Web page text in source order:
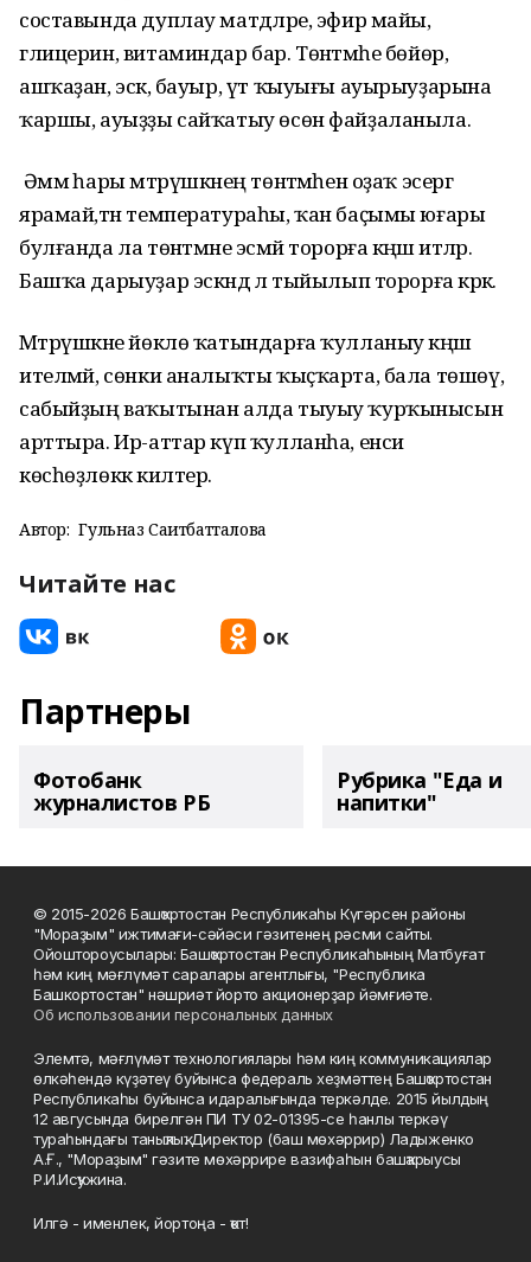
составында дуплау матдәләре, эфир майы,
глицерин, витаминдар бар. Төнәт­мәһе бөйөр,
ашҡаҙан, эсәк, бауыр, үт ҡыуығы ауырыуҙарына
ҡаршы, ауыҙҙы сайҡатыу өсөн файҙаланыла.
Әммә һары мәтрүшкәнең төнәтмәһен оҙаҡ эсергә
ярамай,тән температураһы, ҡан баҫымы юғары
булғанда ла төнәтмәне эсмәй торорға кәңәш итәләр.
Башҡа дарыуҙар эскәндә лә тыйылып торорға кәрәк.
Мәтрүшкәне йөклө ҡатындарға ҡулланыу кәңәш
ителмәй, сөнки аналыҡты ҡыҫҡарта, бала төшөү,
сабыйҙың ваҡытынан алда тыуыу ҡурҡынысын
арттыра. Ир-аттар күп ҡулланһа, енси
көсһөҙлөккә килтерә.
Автор: Гульназ Саитбатталова
Читайте нас
Партнеры
Фотобанк
журналистов РБ
Рубрика "Еда и
напитки"
© 2015-2026 Башҡортостан Республикаһы Күгәрсен районы
"Мораҙым" ижтимағи-сәйәси гәзитенең рәсми сайты.
Ойоштороусылары: Башҡортостан Республикаһының Матбуғат
һәм киң мәғлүмәт саралары агентлығы, "Республика
Башкортостан" нәшриәт йорто акционерҙар йәмғиәте.
Об использовании персональных данных
Элемтә, мәғлүмәт технологиялары һәм киң коммуникациялар
өлкәһендә күҙәтеү буйынса федераль хеҙмәттең Башҡортостан
Республикаһы буйынса идаралығында теркәлде. 2015 йылдың
12 авгусында бирелгән ПИ ТУ 02-01395-се һанлы теркәү
тураһындағы таныҡлыҡ. Директор (баш мөхәррир) Ладыженко
А.Ғ., "Мораҙым" гәзите мөхәррире вазифаһын башҡарыусы
Р.И.Исҡужина.
Илгә - именлек, йортоңа - ҡот!